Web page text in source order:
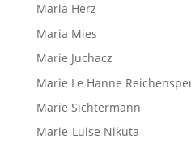
Maria Herz
Maria Mies
Marie Juchacz
Marie Le Hanne
Marie Sichtermann
Marie-Luise Nikuta